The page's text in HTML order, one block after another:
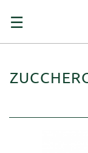
navigazione
☰